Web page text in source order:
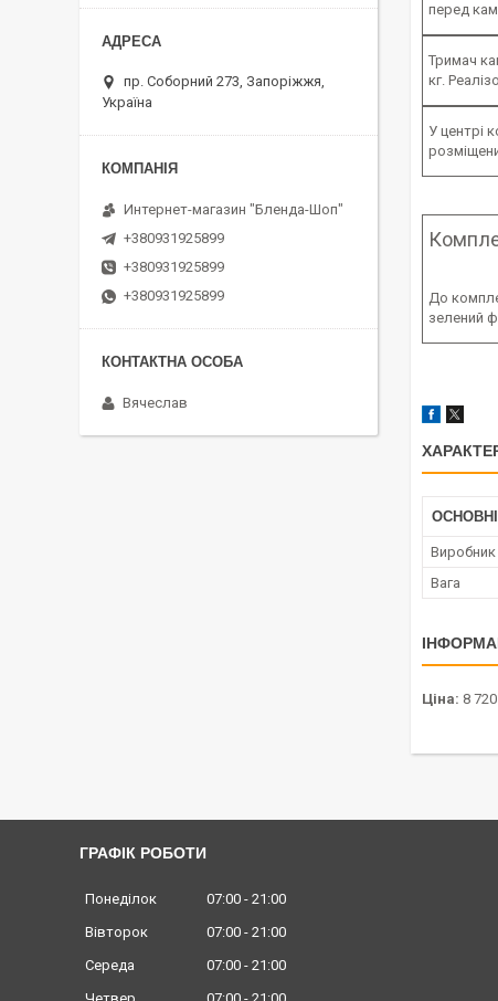
перед
Тримач
кг.
У центрі
До
зелений
Виробник
Вага
Ціна: 8
пр. Соборний 273, Запоріжжя,
Україна
Интернет-магазин "Бленда-Шоп"
+380931925899
+380931925899
+380931925899
Вячеслав
ГРАФІК РОБОТИ
Понеділок 07:00
21:00
Вівторок
07:00
21:00
Середа
07:00
21:00